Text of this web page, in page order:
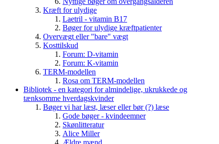
Kræft for ulydige
Laetril - vitamin B17
Bøger for ulydige kræftpatienter
Overvægt eller "bare" vægt
Kosttilskud
Forum: D-vitamin
Forum: K-vitamin
TERM-modellen
Rosa om TERM-modellen
Bibliotek - en kategori for almindelige, ukrukkede og
tænksomme hverdagskvinder
Bøger vi har læst, læser eller bør (?) læse
Gode bøger - kvindeemner
Skønlitteratur
Alice Miller